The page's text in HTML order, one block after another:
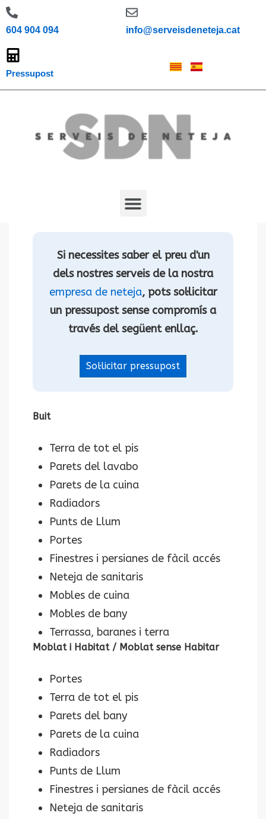
604 904 094 info@serveisdeneteja.cat
Pressupost
Preus Neteja a Fons
Si necessites saber el preu d'un
dels nostres serveis de la nostra
empresa de neteja, pots sol·licitar
un pressupost sense compromís a
través del següent enllaç.
Sol·licitar pressupost
Buit
Terra de tot el pis
Parets del lavabo
Parets de la cuina
Radiadors
Punts de Llum
Portes
Finestres i persianes de fàcil accés
Neteja de sanitaris
Mobles de cuina
Mobles de bany
Terrassa, baranes i terra
Moblat i Habitat / Moblat sense Habitar
Portes
Terra de tot el pis
Parets del bany
Parets de la cuina
Radiadors
Punts de Llum
Finestres i persianes de fàcil accés
Neteja de sanitaris